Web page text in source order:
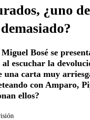
¿uno
Bosé se
escuchar la
una carta muy
con Amparo,
ellos?